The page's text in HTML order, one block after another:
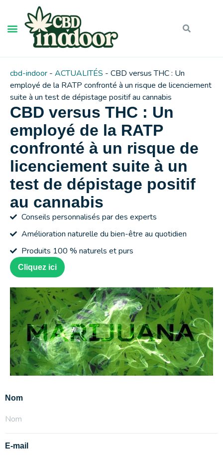
cbd-indoor - ACTUALITÉS - CBD versus THC : Un
employé de la RATP confronté à un risque de licenciement
suite à un test de dépistage positif au cannabis
CBD versus THC : Un
employé de la RATP
confronté à un risque de
licenciement suite à un
test de dépistage positif
au cannabis
Conseils personnalisés par des experts
Amélioration naturelle du bien-être au quotidien
Produits 100 % naturels et purs
Cliquez ici
Nom
E-mail